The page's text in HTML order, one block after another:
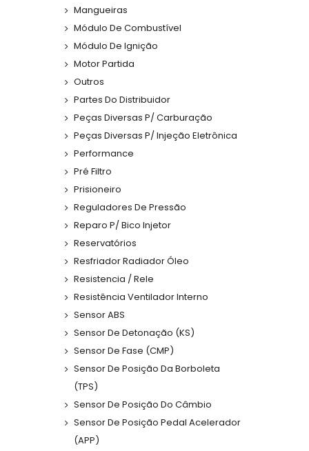
Mangueiras
Módulo De Combustível
Módulo De Ignição
Motor Partida
Outros
Partes Do Distribuidor
Peças Diversas P/ Carburação
Peças Diversas P/ Injeção Eletrônica
Performance
Pré Filtro
Prisioneiro
Reguladores De Pressão
Reparo P/ Bico Injetor
Reservatórios
Resfriador Radiador Óleo
Resistencia / Rele
Resistência Ventilador Interno
Sensor ABS
Sensor De Detonação (KS)
Sensor De Fase (CMP)
Sensor De Posição Da Borboleta
(TPS)
Sensor De Posição Do Câmbio
Sensor De Posição Pedal Acelerador
(APP)